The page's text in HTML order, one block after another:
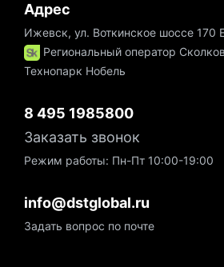
Адрес
Ижевск, ул. Воткинское шоссе 170
Региональный оператор
Технопарк Нобель
8 495 1985800
Заказать звонок
Режим работы: Пн-Пт 10:00-19:00
info@dstglobal.ru
Задать вопрос по почте